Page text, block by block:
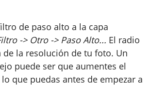
de paso alto a la capa
-> Otro -> Paso Alto... El radio
de la resolución de tu foto. Un
puede ser que aumentes el
que puedas antes de empezar a